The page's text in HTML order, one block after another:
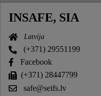
INSAFE, SIA
Latvija
(+371) 29551199
Facebook
(+371) 28447799
safe@seifs.lv